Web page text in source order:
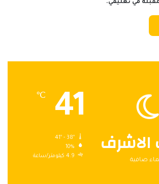
في تعليقي.
الاشرف
صافية
41
℃
10%
4.9 كيلومتر/ساعة